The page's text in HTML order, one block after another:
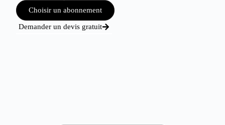
Choisir un abonnement
Demander un devis gratuit